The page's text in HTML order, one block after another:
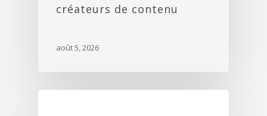
créateurs de contenu
août 5, 2026